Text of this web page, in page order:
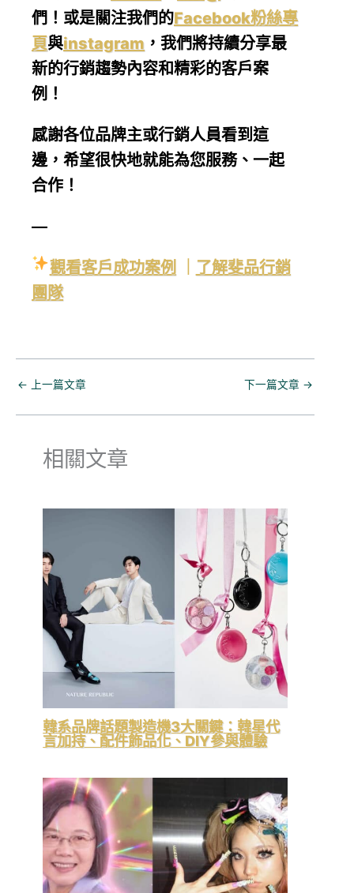
們！或是關注我們的Facebook粉絲專
頁與instagram ，我們將持續分享最
新的行銷趨勢內容和精彩的客戶案
例！
感謝各位品牌主或行銷人員看到這
邊，希望很快地就能為您服務、一起
合作！
—
觀看客戶成功案例
了解斐品行銷
團隊
← 上一篇文章 下一篇文章 →
相關文章
韓系品牌話題製造機3大關鍵：韓星代
言加持、配件飾品化、DIY參與體驗